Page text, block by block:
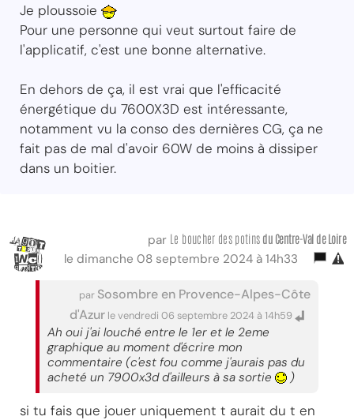
Je ploussoie
Pour une personne qui veut surtout faire de
l'applicatif, c'est une bonne alternative.
En dehors de ça, il est vrai que l'efficacité
énergétique du 7600X3D est intéressante,
notamment vu la conso des dernières CG, ça ne
fait pas de mal d'avoir 60W de moins à dissiper
dans un boitier.
par Le boucher des potins du Centre-Val de Loire
le dimanche 08 septembre 2024 à 14h33
par Sosombre en Provence-Alpes-Côte
d'Azur le vendredi 06 septembre 2024 à 14h59
Ah oui j'ai louché entre le 1er et le 2eme
graphique au moment d'écrire mon
commentaire (c'est fou comme j'aurais pas du
acheté un 7900x3d d'ailleurs à sa sortie
)
si tu fais que jouer uniquement t aurait du t en